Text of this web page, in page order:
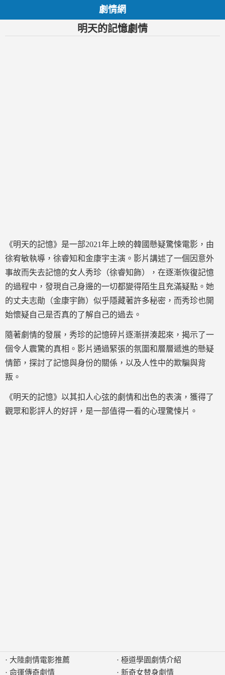
劇情網
明天的記憶劇情
《明天的記憶》是一部2021年上映的韓國懸疑驚悚電影，由
徐宥敏執導，徐睿知和金康宇主演。影片講述了一個因意外
事故而失去記憶的女人秀珍（徐睿知飾），在逐漸恢復記憶
的過程中，發現自己身邊的一切都變得陌生且充滿疑點。她
的丈夫志勛（金康宇飾）似乎隱藏著許多秘密，而秀珍也開
始懷疑自己是否真的了解自己的過去。
隨著劇情的發展，秀珍的記憶碎片逐漸拼湊起來，揭示了一
個令人震驚的真相。影片通過緊張的氛圍和層層遞進的懸疑
情節，探討了記憶與身份的關係，以及人性中的欺騙與背
叛。
《明天的記憶》以其扣人心弦的劇情和出色的表演，獲得了
觀眾和影評人的好評，是一部值得一看的心理驚悚片。
· 大陸劇情電影推薦
· 命運傳奇劇情
· 極道學園劇情介紹
· 新奇女替身劇情